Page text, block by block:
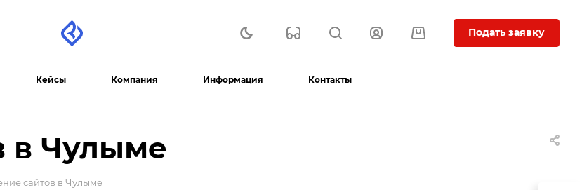
Подать заявку
Кейсы Компания Информация Контакты
в Чулыме
сайтов в Чулыме